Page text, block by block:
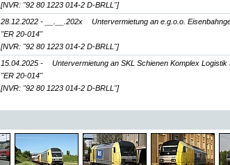
[NVR: "92 80 1223 014-2 D-BRLL"]
28.12.2022 - __.__.202x
Untervermietung an e.g.o.o.
"ER 20-014"
[NVR: "92 80 1223 014-2 D-BRLL"]
15.04.2025 -
Untervermietung an SKL Schienen Komplex
"ER 20-014"
[NVR: "92 80 1223 014-2 D-BRLL"]